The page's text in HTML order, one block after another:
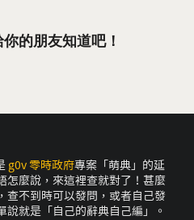
的朋友知道吧！
g0v 零時政府專案「萌典」的延
怎麼說，來這裡查就對了！甚麼
查不到時可以發問，或者自己發
說就是「自己的辭典自己編」。